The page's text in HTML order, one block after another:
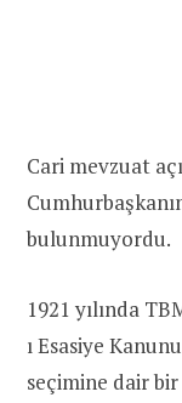
Cari mevzuat
bulunmuyordu.
1921 yılında
ı Esasiye
seçimine dair